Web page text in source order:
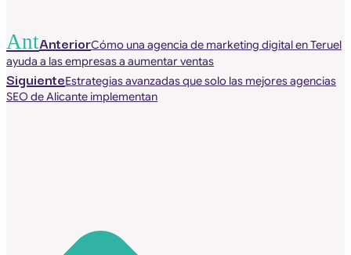
AntAnteriorCómo una agencia de marketing digital en Teruel
ayuda a las empresas a aumentar ventas
SiguienteEstrategias avanzadas que solo las mejores agencias
SEO de Alicante implementan